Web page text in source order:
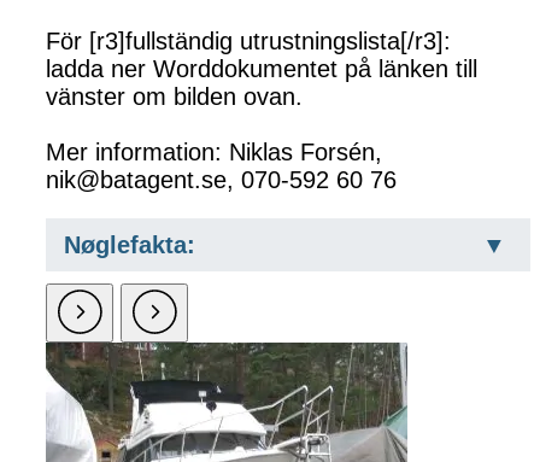
För [r3]fullständig utrustningslista[/r3]:
ladda ner Worddokumentet på länken till
vänster om bilden ovan.
Mer information: Niklas Forsén,
nik@batagent.se, 070-592 60 76
Nøglefakta: